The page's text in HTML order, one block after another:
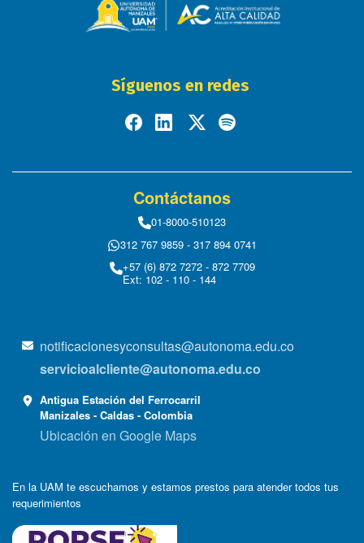
Síguenos en redes
Contáctanos
01-8000-510123
312 767 9859 - 317 894 0741
+57 (6) 872 7272 - 872 7709
Ext: 102 - 110 - 144
notificacionesyconsultas@autonoma.edu.co
servicioalcliente@autonoma.edu.co
Antigua Estación del Ferrocarril
Manizales - Caldas - Colombia
Ubicación en Google Maps
En la UAM te escuchamos y estamos prestos para atender todos tus
requerimientos